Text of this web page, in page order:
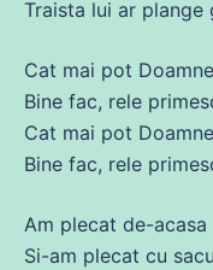
Traista lui ar plange
Cat mai pot Doamne
Bine fac, rele
Cat mai pot Doamne
Bine fac, rele
Am plecat de-acasa
Si-am plecat cu